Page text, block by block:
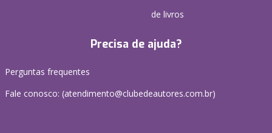
de livros
Precisa de ajuda?
Perguntas frequentes
Fale conosco: (atendimento@clubedeautores.com.br)